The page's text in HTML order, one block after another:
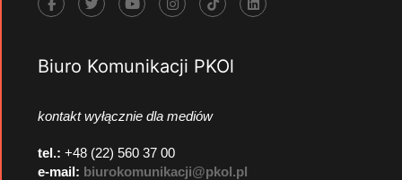
Biuro Komunikacji PKOl
kontakt wyłącznie dla mediów
tel.: +48 (22) 560 37 00
e-mail: biurokomunikacji@pkol.pl